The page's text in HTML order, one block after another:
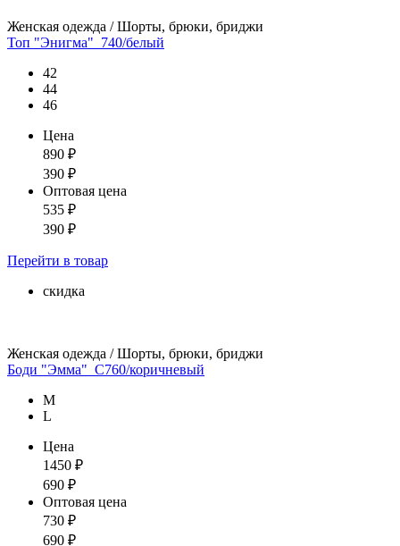
Женская одежда / Шорты, брюки, бриджи
Топ "Энигма"_740/белый
42
44
46
Цена
890 ₽
390 ₽
Оптовая цена
535 ₽
390 ₽
Перейти в товар
скидка
Женская одежда / Шорты, брюки, бриджи
Боди "Эмма"_С760/коричневый
М
L
Цена
1450 ₽
690 ₽
Оптовая цена
730 ₽
690 ₽